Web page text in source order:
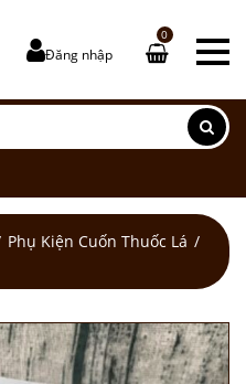
Đăng nhập
0
Phụ Kiện Cuốn Thuốc Lá